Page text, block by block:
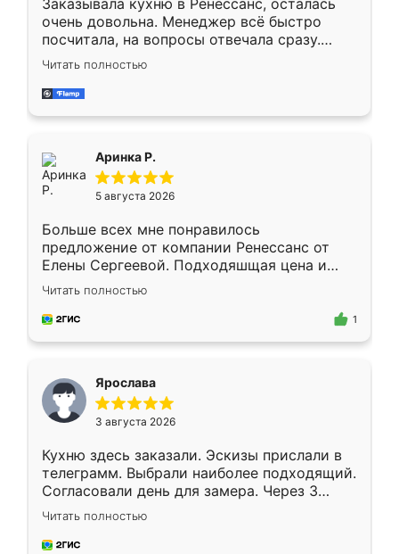
Заказывала кухню в Ренессанс, осталась
очень довольна. Менеджер всё быстро
посчитала, на вопросы отвечала сразу.
Замерщик приехал в субботу, подошёл к
делу со всей ответственностью. Собрали
за день, ребята работали аккуратно, даже
Читать полностью
Аринка Р.
5 августа 2026
Больше всех мне понравилось
предложение от компании Ренессанс от
Елены Сергеевой. Подходяшщая цена и
короткие сроки изготовления. Приехавший
для замера сотрудник Владислав
предложил по моему эскизу самый
Читать полностью
1
Ярослава
3 августа 2026
Кухню здесь заказали. Эскизы прислали в
телеграмм. Выбрали наиболее подходящий.
Согласовали день для замера. Через 3
недели кухня была уже готова. Остались
довольны работой. Спасибо Ренессанс
мебель за качественную работу!
Читать полностью